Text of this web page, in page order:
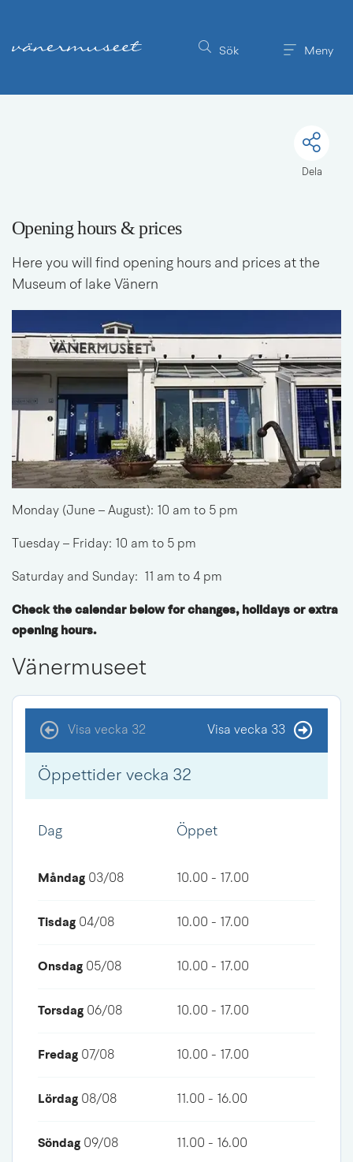
Sök Meny
Dela
Opening hours & prices
Here you will find opening hours and prices at the
Museum of lake Vänern
Monday (June – August): 10 am to 5 pm
Tuesday – Friday: 10 am to 5 pm
Saturday and Sunday:  11 am to 4 pm
Check the calendar below for changes, holidays or extra
opening hours.
Vänermuseet
Visa vecka 32 Visa vecka 33
Öppettider vecka 32
Dag Öppet
Måndag 03/08 10.00 - 17.00
Tisdag 04/08 10.00 - 17.00
Onsdag 05/08 10.00 - 17.00
Torsdag 06/08 10.00 - 17.00
Fredag 07/08 10.00 - 17.00
Lördag 08/08 11.00 - 16.00
Söndag 09/08 11.00 - 16.00